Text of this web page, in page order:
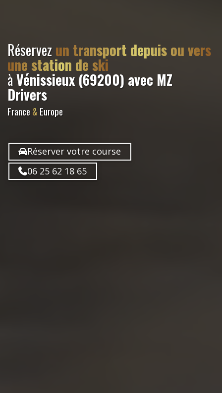
Réservezun transport depuis ou vers
une station de ski
àVénissieux (69200) avec MZ
Drivers
France& Europe
Réserver votre course
06 25 62 18 65